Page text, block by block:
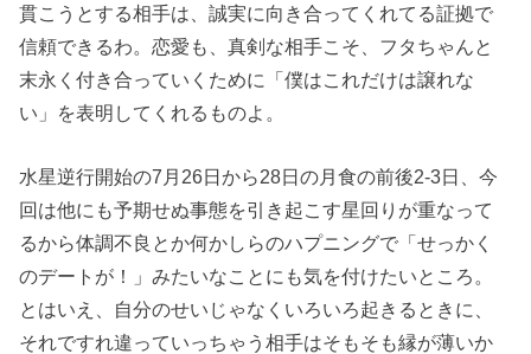
貫こうとする相手は、誠実に向き合ってくれてる証拠で
信頼できるわ。恋愛も、真剣な相手こそ、フタちゃんと
末永く付き合っていくために「僕はこれだけは譲れな
い」を表明してくれるものよ。
水星逆行開始の7月26日から28日の月食の前後2-3日、今
回は他にも予期せぬ事態を引き起こす星回りが重なって
るから体調不良とか何かしらのハプニングで「せっかく
のデートが！」みたいなことにも気を付けたいところ。
とはいえ、自分のせいじゃなくいろいろ起きるときに、
それですれ違っていっちゃう相手はそもそも縁が薄いか